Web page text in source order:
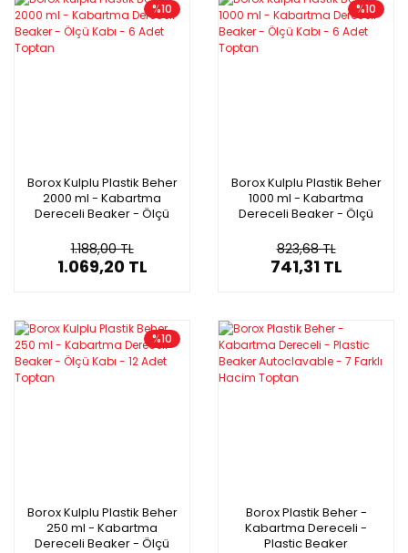
%10
Borox Kulplu Plastik Beher
2000 ml - Kabartma
Dereceli Beaker - Ölçü
1.188,00 TL
1.069,20 TL
%10
Borox Kulplu Plastik Beher
1000 ml - Kabartma
Dereceli Beaker - Ölçü
823,68 TL
741,31 TL
%10
Borox Kulplu Plastik Beher
250 ml - Kabartma
Dereceli Beaker - Ölçü
Borox Plastik Beher -
Kabartma Dereceli -
Plastic Beaker